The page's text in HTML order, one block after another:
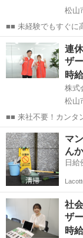
松山
■■ 未経験でもすぐに
なので、すぐに高収
なんてキャリアアップも目指せます!!
録!! ■■...
愛媛 松山市
連
ザー
時
株式
松山
■■ 来社不要！カンタ
事紹介> で、来社な
電話で希望を伝える
あります♪ ご希...
愛媛 松山市
マ
ん
社
ザー
時